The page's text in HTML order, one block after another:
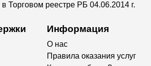
Торговом реестре РБ 04.06.2014 г.
Информация
О нас
Правила оказания услуг